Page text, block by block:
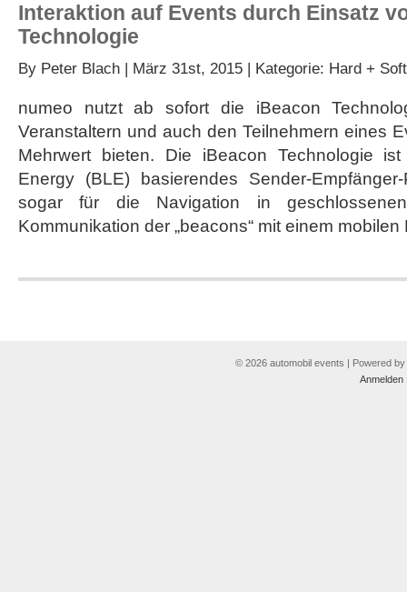
Interaktion auf Events durch Einsatz
Technologie
By Peter Blach | März 31st, 2015 | Kategorie: Hard + Soft
numeo nutzt ab sofort die iBeacon
Veranstaltern und auch den Teilnehmern eines
Mehrwert bieten. Die iBeacon Technologie
Energy (BLE) basierendes Sender-
sogar für die Navigation in
Kommunikation der „beacons“ mit einem
© 2026 automobil events | Powered by
Anmelden|